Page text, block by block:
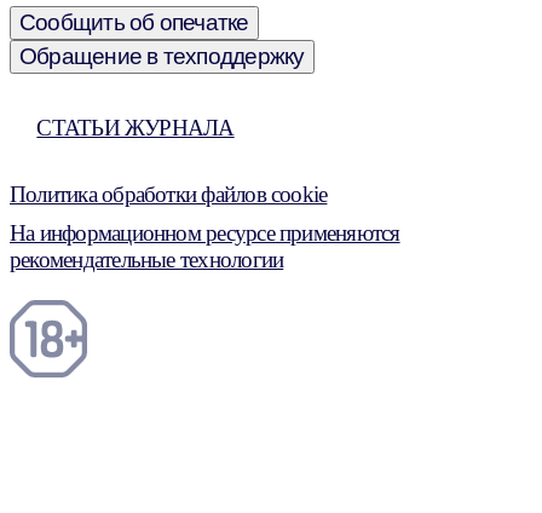
Сообщить об опечатке
Обращение в техподдержку
СТАТЬИ ЖУРНАЛА
Политика обработки файлов cookie
На информационном ресурсе применяются
рекомендательные технологии